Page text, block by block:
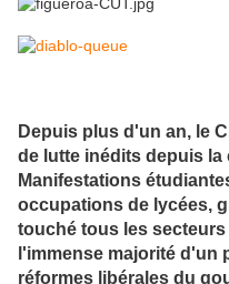
Depuis plus d'un an, le
de lutte inédits depuis la
Manifestations
occupations de lycées,
touché tous les
l'immense majorité d'un
réformes libérales du